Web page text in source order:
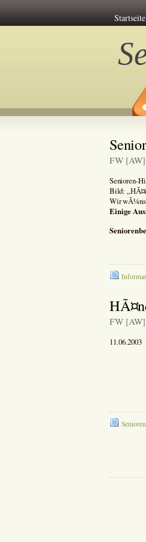
Startseite
FW
Senioren-
Bild:
Wir
Einige
FW
11.06.2003